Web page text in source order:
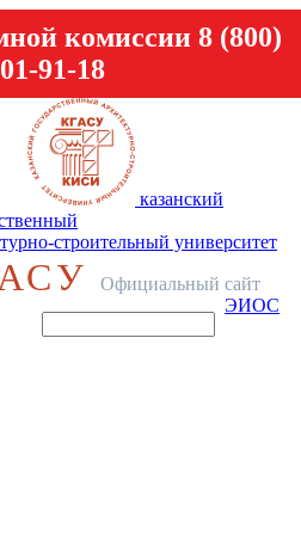
комиссии 8 (800)
91-18
казанский
строительный университет
Официальный сайт
ЭИОС